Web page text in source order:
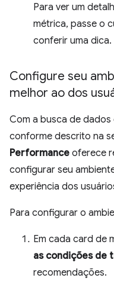
Para ver um
métrica, passe o
conferir uma dica.
Configure seu
melhor ao dos
Com a busca de
conforme descrito na
Performance oferece
configurar seu
experiência dos
Para configurar o
Em cada card de
as condições de
recomendações.